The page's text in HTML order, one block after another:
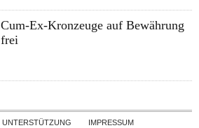
Cum-Ex-Kronzeuge auf Bewährung
frei
Skip to content
UNTERSTÜTZUNG
IMPRESSUM